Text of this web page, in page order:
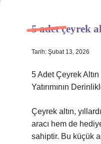
5 adet çeyrek
Tarih: Şubat 13, 2026
5 Adet Çeyrek
Yatırımının
Çeyrek altın,
aracı hem de
sahiptir. Bu küçük